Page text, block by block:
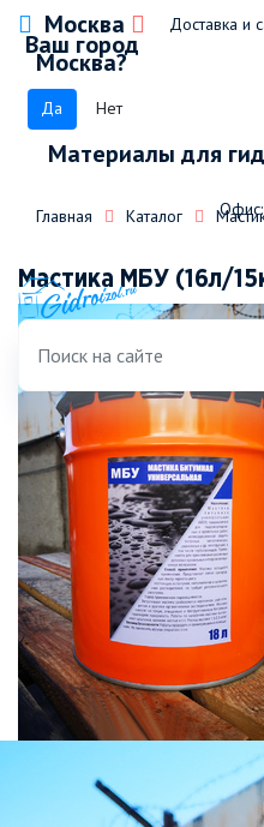
Москва
Ваш город
Москва?
Да Нет
Доставка и
Материалы для
Офис:
Главная Каталог
Мастика МБУ (16л/